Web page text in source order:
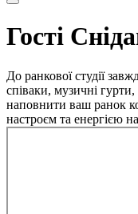
Гості
До ранкової студії
співаки, музичні
наповнити ваш ранок
настроєм та енергією